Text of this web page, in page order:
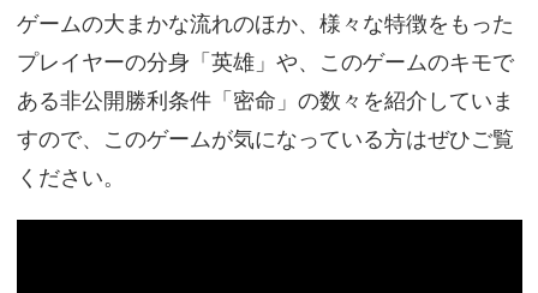
ゲームの大まかな流れのほか、様々な特徴をもった
プレイヤーの分身「英雄」や、このゲームのキモで
ある非公開勝利条件「密命」の数々を紹介していま
すので、このゲームが気になっている方はぜひご覧
ください。